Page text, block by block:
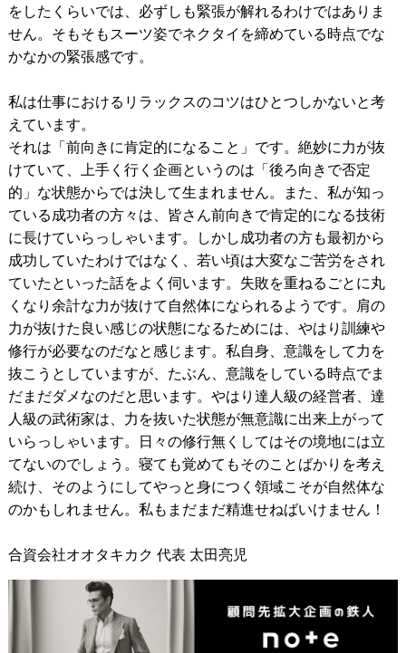
をしたくらいでは、必ずしも緊張が解れるわけではありま
せん。そもそもスーツ姿でネクタイを締めている時点でな
かなかの緊張感です。
私は仕事におけるリラックスのコツはひとつしかないと考
えています。
それは「前向きに肯定的になること」です。絶妙に力が抜
けていて、上手く行く企画というのは「後ろ向きで否定
的」な状態からでは決して生まれません。また、私が知っ
ている成功者の方々は、皆さん前向きで肯定的になる技術
に長けていらっしゃいます。しかし成功者の方も最初から
成功していたわけではなく、若い頃は大変なご苦労をされ
ていたといった話をよく伺います。失敗を重ねるごとに丸
くなり余計な力が抜けて自然体になられるようです。肩の
力が抜けた良い感じの状態になるためには、やはり訓練や
修行が必要なのだなと感じます。私自身、意識をして力を
抜こうとしていますが、たぶん、意識をしている時点でま
だまだダメなのだと思います。やはり達人級の経営者、達
人級の武術家は、力を抜いた状態が無意識に出来上がって
いらっしゃいます。日々の修行無くしてはその境地には立
てないのでしょう。寝ても覚めてもそのことばかりを考え
続け、そのようにしてやっと身につく領域こそが自然体な
のかもしれません。私もまだまだ精進せねばいけません！
合資会社オオタキカク 代表 太田亮児